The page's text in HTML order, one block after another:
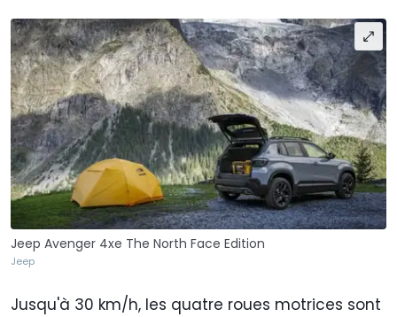
Jeep Avenger 4xe The North Face Edition
Jeep
Jusqu'à 30 km/h, les quatre roues motrices sont